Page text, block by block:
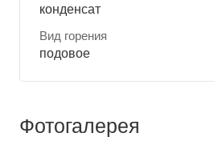
конденсат
Вид горения
подовое
Фотогалерея